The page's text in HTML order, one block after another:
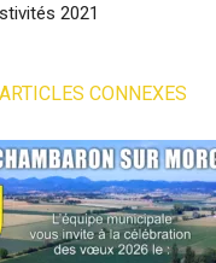
2021
ARTICLES CONNEXES